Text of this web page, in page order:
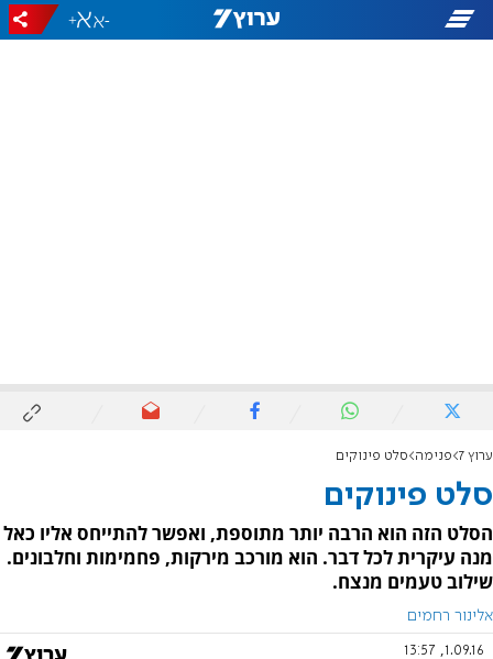
-
+
ערוץ 7 פנימה סלט פינוקים
סלט פינוקים
הסלט הזה הוא הרבה יותר מתוספת, ואפשר להתייחס אליו כאל
מנה עיקרית לכל דבר. הוא מורכב מירקות, פחמימות וחלבונים.
שילוב טעמים מנצח.
אלינור רחמים
1.09.16, 13:57